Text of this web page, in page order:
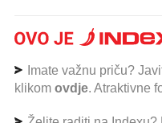
Imate važnu priču?
klikom ovdje. Atraktivne